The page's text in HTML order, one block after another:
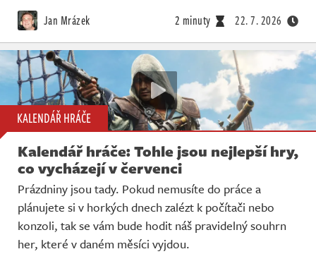
Jan Mrázek 2 minuty 22. 7. 2026
KALENDÁŘ HRÁČE
Kalendář hráče: Tohle jsou nejlepší hry,
co vycházejí v červenci
Prázdniny jsou tady. Pokud nemusíte do práce a
plánujete si v horkých dnech zalézt k počítači nebo
konzoli, tak se vám bude hodit náš pravidelný souhrn
her, které v daném měsíci vyjdou.